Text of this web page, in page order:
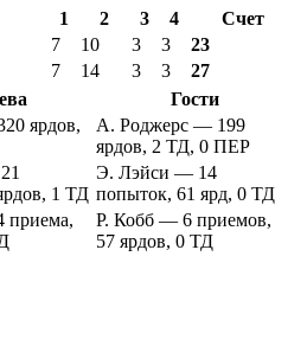
1 2 3 4
Счет
7 10 3 3
23
7 14 3 3
27
Гости
ярдов,
А. Роджерс — 199
ярдов, 2 ТД, 0 ПЕР
1 ТД
Э. Лэйси — 14
попыток, 61 ярд, 0 ТД
Р. Кобб — 6 приемов,
57 ярдов, 0 ТД